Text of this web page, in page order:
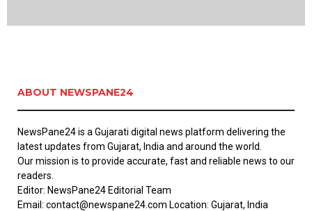
ABOUT NEWSPANE24
NewsPane24 is a Gujarati digital news platform delivering the
latest updates from Gujarat, India and around the world.
Our mission is to provide accurate, fast and reliable news to our
readers.
Editor: NewsPane24 Editorial Team
Email: contact@newspane24.com Location: Gujarat, India